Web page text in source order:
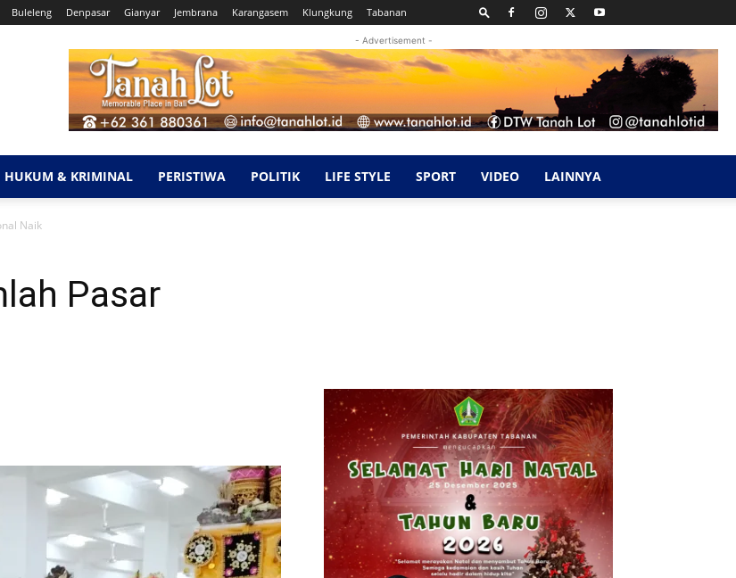
Buleleng Denpasar Gianyar Jembrana Karangasem Klungkung Tabanan
- Advertisement -
HUKUM & KRIMINAL PERISTIWA POLITIK LIFE STYLE SPORT VIDEO LAINNYA
Naik
Pasar